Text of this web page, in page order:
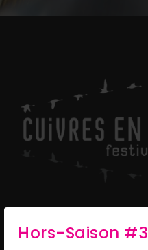
Hors-Saison #3